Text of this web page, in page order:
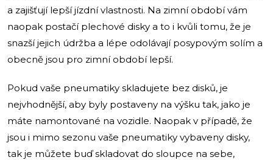
a zajišťují lepší jízdní vlastnosti. Na zimní období vám
naopak postačí plechové disky a to i kvůli tomu, že je
snazší jejich údržba a lépe odolávají posypovým solím a
obecně jsou pro zimní období lepší.
Pokud vaše pneumatiky skladujete bez disků, je
nejvhodnější, aby byly postaveny na výšku tak, jako je
máte namontované na vozidle. Naopak v případě, že
jsou i mimo sezonu vaše pneumatiky vybaveny disky,
tak je můžete buď skladovat do sloupce na sebe,